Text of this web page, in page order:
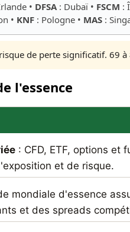
• DFSA : Dubaï • FSCM :
• KNF : Pologne • MAS :
de perte significatif. 69
l'essence
: CFD, ETF, options et
et de risque.
mondiale d'essence
et des spreads